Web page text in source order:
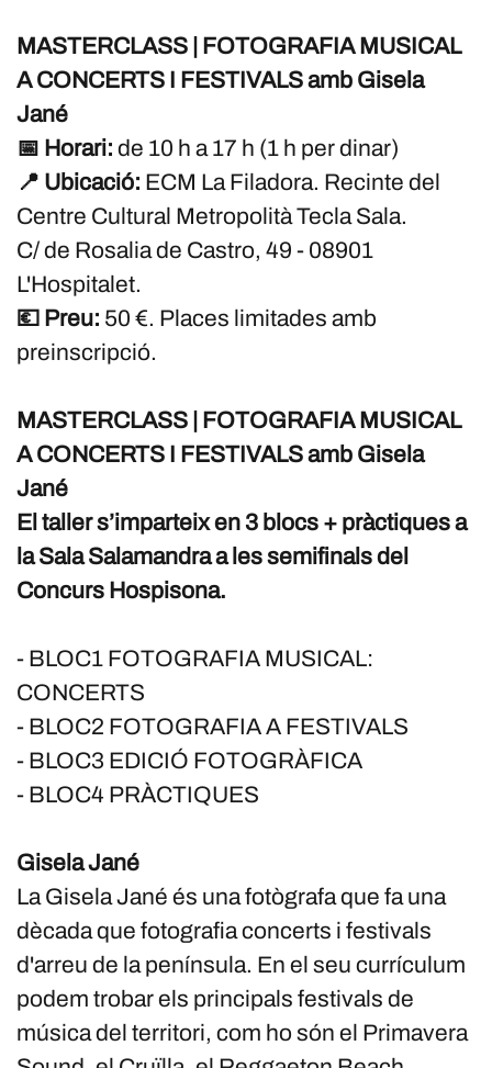
MASTERCLASS | FOTOGRAFIA MUSICAL
A CONCERTS I FESTIVALS amb Gisela
Jané
📅 Horari: de 10 h a 17 h (1 h per dinar)
📍 Ubicació: ECM La Filadora. Recinte del
Centre Cultural Metropolità Tecla Sala.
C/ de Rosalia de Castro, 49 - 08901
L'Hospitalet.
💶 Preu: 50 €. Places limitades amb
preinscripció.
MASTERCLASS | FOTOGRAFIA MUSICAL
A CONCERTS I FESTIVALS amb Gisela
Jané
El taller s’imparteix en 3 blocs + pràctiques a
la Sala Salamandra a les semifinals del
Concurs Hospisona.
- BLOC1 FOTOGRAFIA MUSICAL:
CONCERTS
- BLOC2 FOTOGRAFIA A FESTIVALS
- BLOC3 EDICIÓ FOTOGRÀFICA
- BLOC4 PRÀCTIQUES
Gisela Jané
La Gisela Jané és una fotògrafa que fa una
dècada que fotografia concerts i festivals
d'arreu de la península. En el seu currículum
podem trobar els principals festivals de
música del territori, com ho són el Primavera